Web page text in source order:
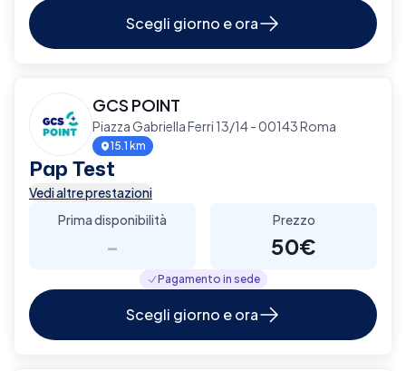
Scegli giorno e ora
GCS POINT
Piazza Gabriella Ferri 13/14 - 00143 Roma
15.1 km
Pap Test
Vedi altre prestazioni
Prima disponibilità
-
Prezzo
50€
Pagamento in sede
Scegli giorno e ora